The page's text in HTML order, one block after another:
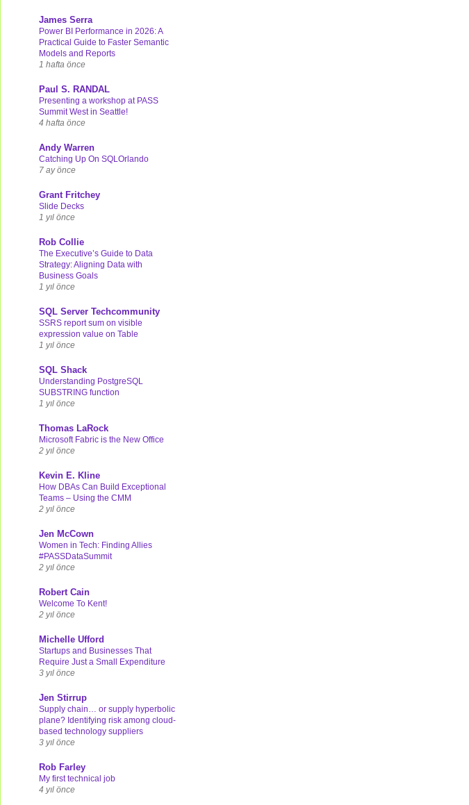
James Serra
Power BI Performance in 2026: A
Practical Guide to Faster Semantic
Models and Reports
1 hafta önce
Paul S. RANDAL
Presenting a workshop at PASS
Summit West in Seattle!
4 hafta önce
Andy Warren
Catching Up On SQLOrlando
7 ay önce
Grant Fritchey
Slide Decks
1 yıl önce
Rob Collie
The Executive’s Guide to Data
Strategy: Aligning Data with
Business Goals
1 yıl önce
SQL Server Techcommunity
SSRS report sum on visible
expression value on Table
1 yıl önce
SQL Shack
Understanding PostgreSQL
SUBSTRING function
1 yıl önce
Thomas LaRock
Microsoft Fabric is the New Office
2 yıl önce
Kevin E. Kline
How DBAs Can Build Exceptional
Teams – Using the CMM
2 yıl önce
Jen McCown
Women in Tech: Finding Allies
#PASSDataSummit
2 yıl önce
Robert Cain
Welcome To Kent!
2 yıl önce
Michelle Ufford
Startups and Businesses That
Require Just a Small Expenditure
3 yıl önce
Jen Stirrup
Supply chain… or supply hyperbolic
plane? Identifying risk among cloud-
based technology suppliers
3 yıl önce
Rob Farley
My first technical job
4 yıl önce